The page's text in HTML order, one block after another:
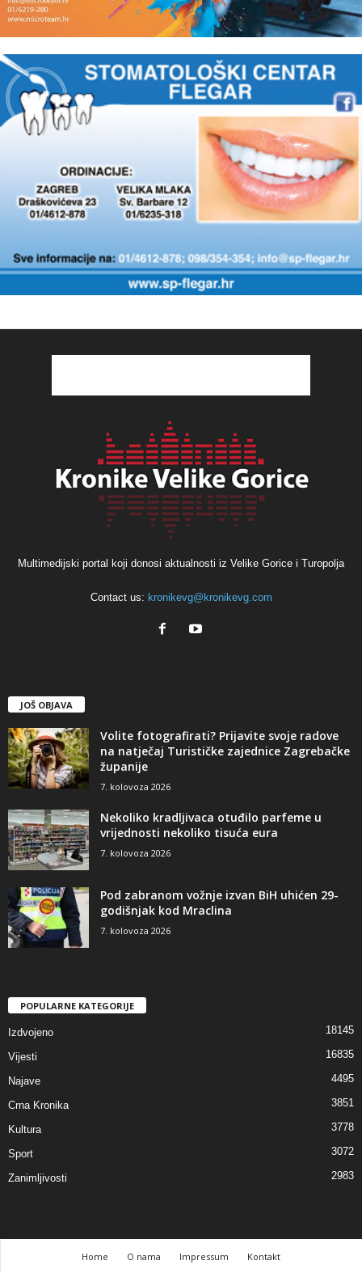
Multimedijski portal koji donosi aktualnosti iz Velike Gorice i Turopolja
Contact us: kronikevg@kronikevg.com
JOŠ OBJAVA
Volite fotografirati? Prijavite svoje radove
na natječaj Turističke zajednice Zagrebačke
županije
7. kolovoza 2026
Nekoliko kradljivaca otuđilo parfeme u
vrijednosti nekoliko tisuća eura
7. kolovoza 2026
Pod zabranom vožnje izvan BiH uhićen 29-
godišnjak kod Mraclina
7. kolovoza 2026
POPULARNE KATEGORIJE
Izdvojeno 18145
Vijesti 16835
Najave 4495
Crna Kronika 3851
Kultura 3778
Sport 3072
Zanimljivosti 2983
Home O nama Impressum Kontakt